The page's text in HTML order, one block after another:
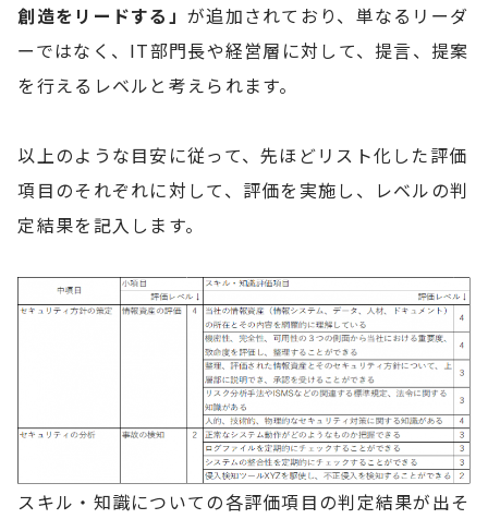
創造をリードする」 が追加されており、単なるリーダ
ーではなく、IT部門長や経営層に対して、提言、提案
を行えるレベルと考えられます。
以上のような目安に従って、先ほどリスト化した評価
項目のそれぞれに対して、評価を実施し、レベルの判
定結果を記入します。
スキル・知識についての各評価項目の判定結果が出そ